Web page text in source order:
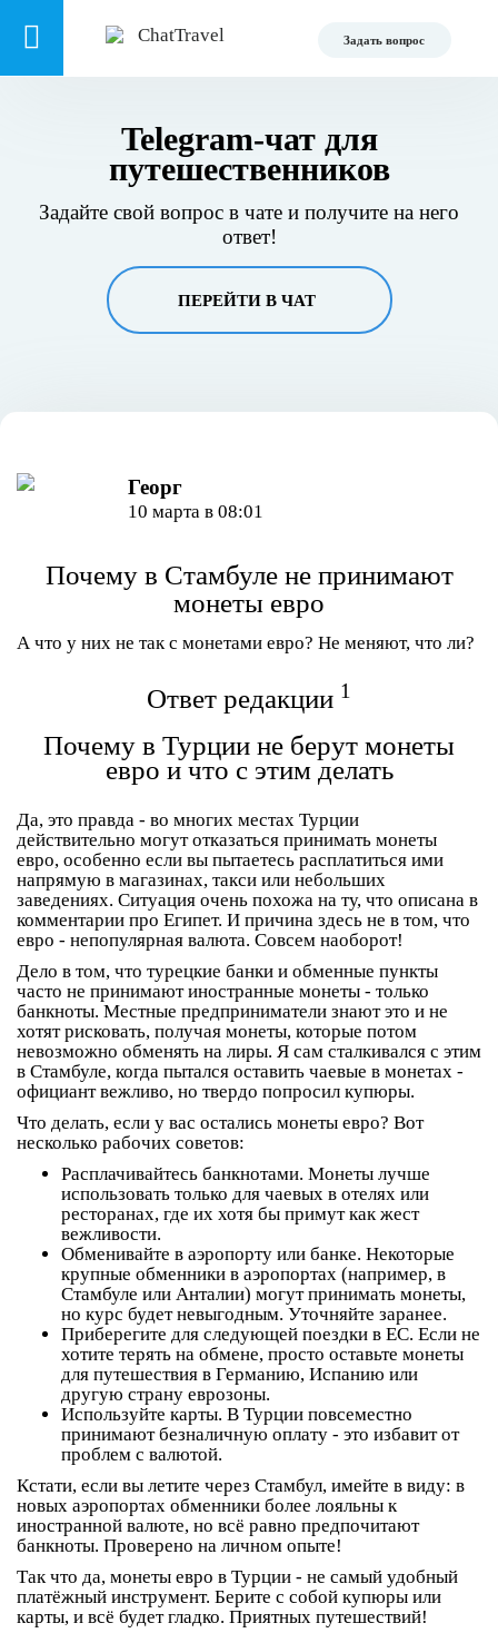
Задать вопрос
Telegram-чат для
путешественников
Задайте свой вопрос в чате и получите на него
ответ!
ПЕРЕЙТИ В ЧАТ
Георг
10 марта в 08:01
Почему в Стамбуле не принимают
монеты евро
А что у них не так с монетами евро? Не меняют, что ли?
Ответ редакции 1
Почему в Турции не берут монеты
евро и что с этим делать
Да, это правда - во многих местах Турции
действительно могут отказаться принимать монеты
евро, особенно если вы пытаетесь расплатиться ими
напрямую в магазинах, такси или небольших
заведениях. Ситуация очень похожа на ту, что описана в
комментарии про Египет. И причина здесь не в том, что
евро - непопулярная валюта. Совсем наоборот!
Дело в том, что турецкие банки и обменные пункты
часто не принимают иностранные монеты - только
банкноты. Местные предприниматели знают это и не
хотят рисковать, получая монеты, которые потом
невозможно обменять на лиры. Я сам сталкивался с этим
в Стамбуле, когда пытался оставить чаевые в монетах -
официант вежливо, но твердо попросил купюры.
Что делать, если у вас остались монеты евро? Вот
несколько рабочих советов:
Расплачивайтесь банкнотами. Монеты лучше
использовать только для чаевых в отелях или
ресторанах, где их хотя бы примут как жест
вежливости.
Обменивайте в аэропорту или банке. Некоторые
крупные обменники в аэропортах (например, в
Стамбуле или Анталии) могут принимать монеты,
но курс будет невыгодным. Уточняйте заранее.
Приберегите для следующей поездки в ЕС. Если не
хотите терять на обмене, просто оставьте монеты
для путешествия в Германию, Испанию или
другую страну еврозоны.
Используйте карты. В Турции повсеместно
принимают безналичную оплату - это избавит от
проблем с валютой.
Кстати, если вы летите через Стамбул, имейте в виду: в
новых аэропортах обменники более лояльны к
иностранной валюте, но всё равно предпочитают
банкноты. Проверено на личном опыте!
Так что да, монеты евро в Турции - не самый удобный
платёжный инструмент. Берите с собой купюры или
карты, и всё будет гладко. Приятных путешествий!